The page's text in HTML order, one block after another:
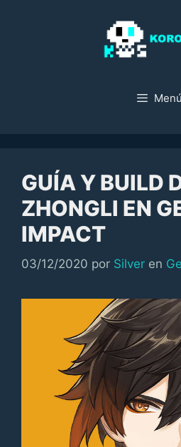
Menú
GUÍA Y BUILD
ZHONGLI EN
IMPACT
03/12/2020 por Silver en